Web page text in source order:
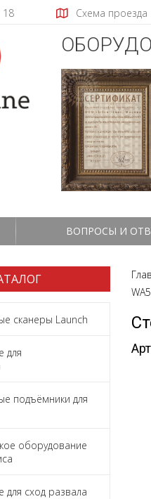
18 Схема проезда
ВОПРОСЫ И
сканеры Launch
для
подъёмники для
оборудование
сход развала